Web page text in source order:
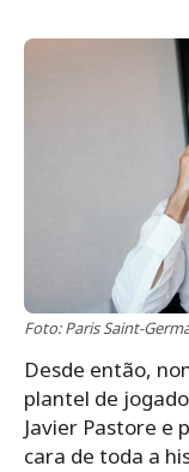
Foto: Paris Saint-
Desde então,
plantel de
Javier Pastore e
cara de toda a